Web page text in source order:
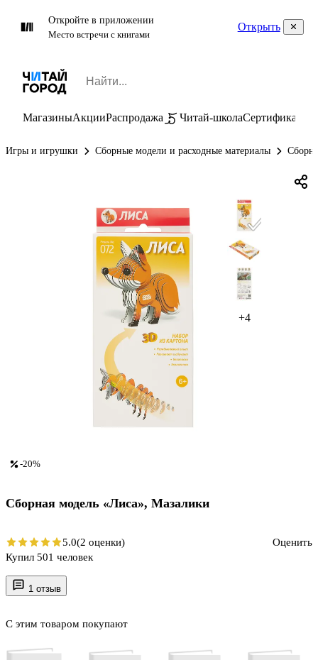
Откройте в приложении
Место встречи с книгами
Открыть
МагазиныАкцииРаспродажа Читай-школаСертификаты
Игры и игрушки Сборные модели и расходные материалы
+4
1 отзыв
С этим товаром покупают
-20%
Сборная модель «Лиса», Мазалики
5.0(2 оценки)
Оценить
Купил 501 человек